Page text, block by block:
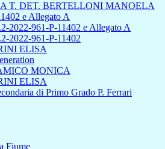
T. DET. BERTELLONI MANOELA
e Allegato A
2022-961-P-11402 e Allegato A
2022-961-P-11402
ELISA
MONICA
ELISA
di Primo Grado P. Ferrari
Fiume